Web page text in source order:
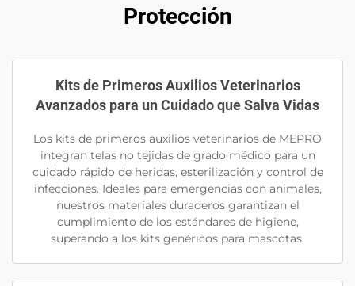
Protección
Kits de Primeros Auxilios Veterinarios
Avanzados para un Cuidado que Salva Vidas
Los kits de primeros auxilios veterinarios de MEPRO
integran telas no tejidas de grado médico para un
cuidado rápido de heridas, esterilización y control de
infecciones. Ideales para emergencias con animales,
nuestros materiales duraderos garantizan el
cumplimiento de los estándares de higiene,
superando a los kits genéricos para mascotas.